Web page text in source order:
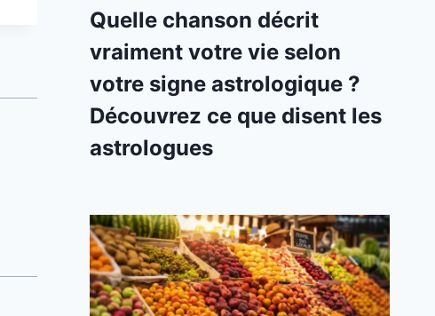
Quelle chanson décrit
vraiment votre vie selon
votre signe astrologique ?
Découvrez ce que disent les
astrologues